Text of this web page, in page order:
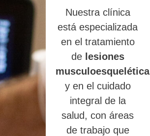
Nuestra clínica
está especializada
en el tratamiento
de lesiones
y en el cuidado
integral de la
salud, con áreas
de trabajo que